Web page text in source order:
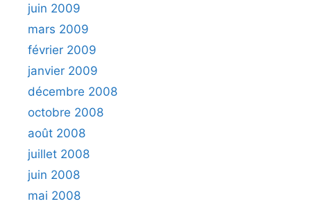
juin 2009
mars 2009
février 2009
janvier 2009
décembre 2008
octobre 2008
août 2008
juillet 2008
juin 2008
mai 2008